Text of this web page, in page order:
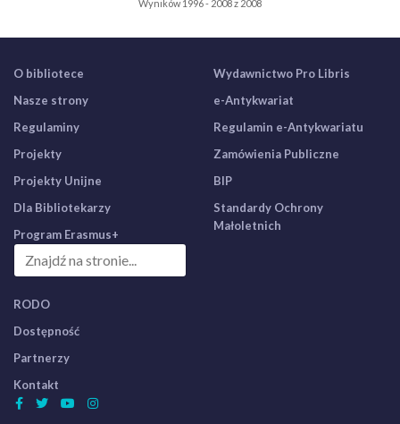
Wyników 1996 - 2008 z 2008
O bibliotece
Nasze strony
Regulaminy
Projekty
Projekty Unijne
Dla Bibliotekarzy
Program Erasmus+
Wydawnictwo Pro Libris
e-Antykwariat
Regulamin e-Antykwariatu
Zamówienia Publiczne
BIP
Standardy Ochrony
Małoletnich
RODO
Dostępność
Partnerzy
Kontakt